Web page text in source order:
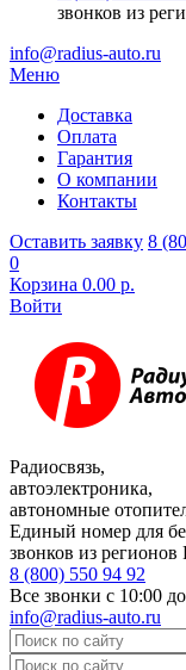
звонков из
info@radius-auto.ru
Меню
Доставка
Оплата
Гарантия
О компании
Контакты
Оставить заявку 8
0
Корзина 0.00 р.
Войти
Радиосвязь,
автоэлектроника,
автономные
Единый номер для
звонков из
8 (800) 550 94 92
Все звонки с 10:00
info@radius-auto.ru